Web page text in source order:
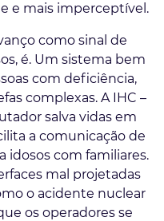
e mais imperceptível.
como sinal de
é. Um sistema bem
com deficiência,
complexas. A IHC –
salva vidas em
a comunicação de
idosos com familiares.
mal projetadas
o acidente nuclear
os operadores se